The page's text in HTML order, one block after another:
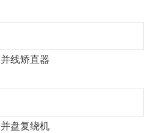
并线矫直器
并盘复绕机